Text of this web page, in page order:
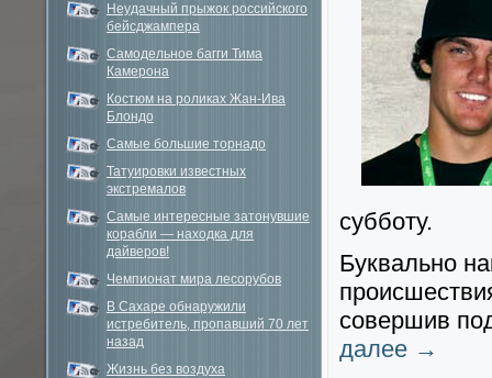
Неудачный прыжок российского
бейсджампера
Самодельное багги Тима
Камерона
Костюм на роликах Жан-Ива
Блондо
Самые большие торнадо
Татуировки известных
экстремалов
Самые интересные затонувшие
корабли — находка для
дайверов!
Чемпионат мира лесорубов
В Сахаре обнаружили
истребитель, пропавший 70 лет
назад
Жизнь без воздуха
субботу.
Буквально
совершив
далее →